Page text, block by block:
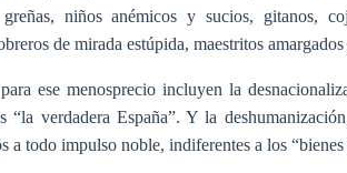
niños anémicos y sucios, gitanos,
de mirada estúpida, maestritos
ese menosprecio incluyen la
“la verdadera España”. Y la
a todo impulso noble, indiferentes a los